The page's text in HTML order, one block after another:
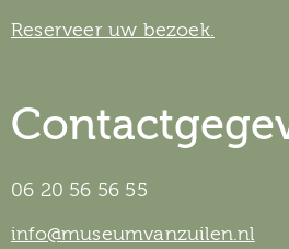
Reserveer uw bezoek.
06 20 56 56 55
info@museumvanzuilen.nl